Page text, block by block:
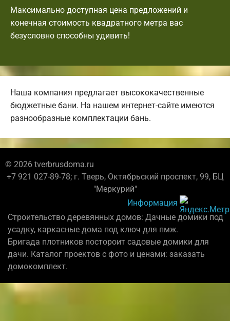
Максимально доступная цена предложений и
конечная стоимость квадратного метра вас
безусловно способны удивить!
Наша компания предлагает высококачественные
бюджетные бани. На нашем интернет-сайте имеются
разнообразные комплектации бань.
© 2026 tverbrusdoma.ru
+7 921 027-89-78; г. Тверь, Октябрьский проспект, 99, БЦ
"Меркурий"
Информация
Строительство деревянных домов: Дачные домики под
усадку, каркасные дома под ключ для пмж.
Бригада плотников постороит садовые домики для
дачи. Каталог проектов с фото и ценами: заказать
домокомплект.